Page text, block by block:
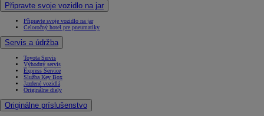
Připravte svoje vozidlo na jar
Připravte svoje vozidlo na jar
Celoročný hotel pre pneumatiky
Servis a údržba
Toyota Servis
Výhodný servis
Express Service
Služba Key Box
Jazdené vozidlá
Originálne diely
Originálne príslušenstvo